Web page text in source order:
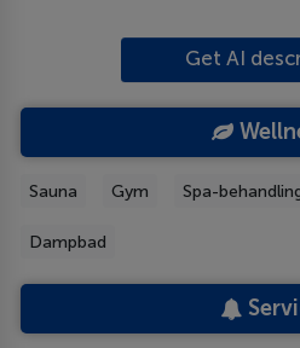
Get AI
Sauna Gym Spa-
Dampbad